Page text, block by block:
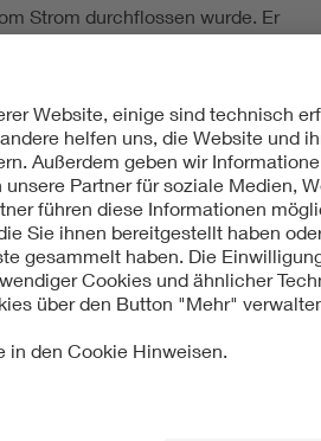
Strom durchflossen wurde. Er
des
die hauptsächlich
Kriterium
des Hilfsauslösers (AUS-
(L) aus dem Jahr 1886 aus
des Relais und des
pro Phase zwei
der andere den Auslöser